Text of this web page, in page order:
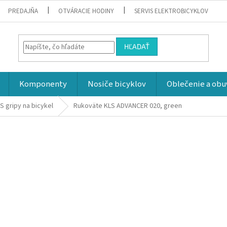
PREDAJŇA OTVÁRACIE HODINY SERVIS ELEKTROBICYKLOV
HĽADAŤ
Komponenty Nosiče bicyklov Oblečenie a
gripy na bicykel Rukoväte KLS ADVANCER 020, green